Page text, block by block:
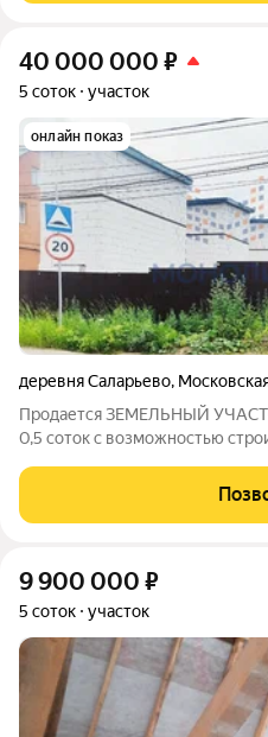
40 000 000 ₽
5 соток участок
онлайн показ
деревня Саларьево,
Продается ЗЕМЕЛЬНЫЙ
0,5 соток с возможностью
участков по 0,5 соток с
9 900 000 ₽
5 соток участок